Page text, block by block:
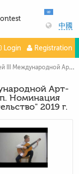
中國
Login Registration
этап. Номинация "Инструментальное исполнительство" 2019 г.
Арт-
Номинация
2019 г.